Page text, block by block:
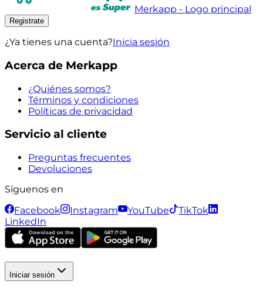
Merkapp - Logo principal
Registrate
¿Ya tienes una cuenta?Inicia sesión
Acerca de Merkapp
¿Quiénes somos?
Términos y condiciones
Políticas de privacidad
Servicio al cliente
Preguntas frecuentes
Devoluciones
Síguenos en
Facebook
Instagram YouTube
TikTok
LinkedIn
Iniciar sesión